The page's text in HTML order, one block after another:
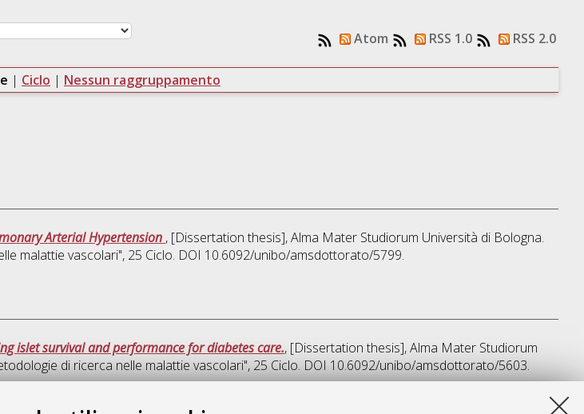
Atom RSS 1.0 RSS 2.0
| Ciclo | Nessun raggruppamento
Arterial Hypertension , [Dissertation thesis], Alma Mater Studiorum Università di Bologna.
malattie vascolari", 25 Ciclo. DOI 10.6092/unibo/amsdottorato/5799.
islet survival and performance for diabetes care., [Dissertation thesis], Alma Mater Studiorum
di ricerca nelle malattie vascolari", 25 Ciclo. DOI 10.6092/unibo/amsdottorato/5603.
Questa lista e' stata generata il Wed Aug 5 20:31:35 2026 CEST.